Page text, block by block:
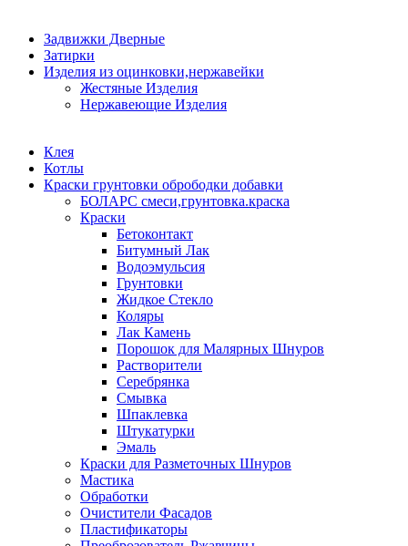
Задвижки Дверные
Затирки
Изделия из оцинковки,нержавейки
Жестяные Изделия
Нержавеющие Изделия
Клея
Котлы
Краски грунтовки обрободки добавки
БОЛАРС смеси,грунтовка.краска
Краски
Бетоконтакт
Битумный Лак
Водоэмульсия
Грунтовки
Жидкое Стекло
Коляры
Лак Камень
Порошок для Малярных Шнуров
Растворители
Серебрянка
Смывка
Шпаклевка
Штукатурки
Эмаль
Краски для Разметочных Шнуров
Мастика
Обработки
Очистители Фасадов
Пластификаторы